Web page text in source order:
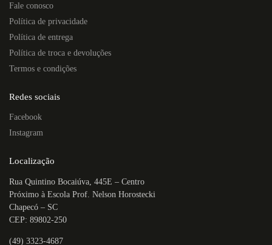
Fale conosco
Política de privacidade
Política de entrega
Política de troca e devoluções
Termos e condições
Redes sociais
Facebook
Instagram
Localização
Rua Quintino Bocaiúva, 445E – Centro
Próximo à Escola Prof. Nelson Horostecki
Chapecó – SC
CEP: 89802-250
(49) 3323-4687